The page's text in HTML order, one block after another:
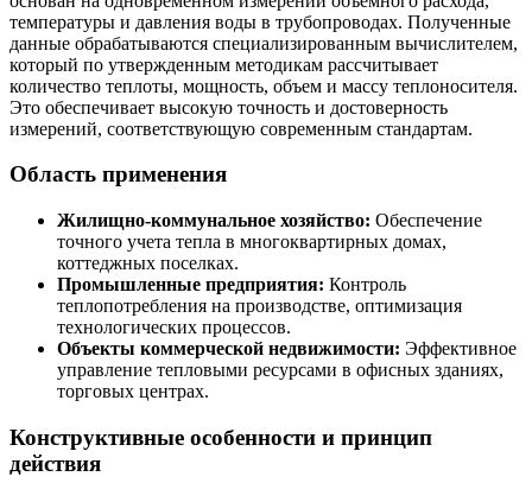
температуры и давления воды в трубопроводах. Полученные
данные обрабатываются специализированным вычислителем,
который по утвержденным методикам рассчитывает
количество теплоты, мощность, объем и массу теплоносителя.
Это обеспечивает высокую точность и достоверность
измерений, соответствующую современным стандартам.
Область применения
Жилищно-коммунальное хозяйство: Обеспечение
точного учета тепла в многоквартирных домах,
коттеджных поселках.
Промышленные предприятия: Контроль
теплопотребления на производстве, оптимизация
технологических процессов.
Объекты коммерческой недвижимости: Эффективное
управление тепловыми ресурсами в офисных зданиях,
торговых центрах.
Конструктивные особенности и принцип
действия